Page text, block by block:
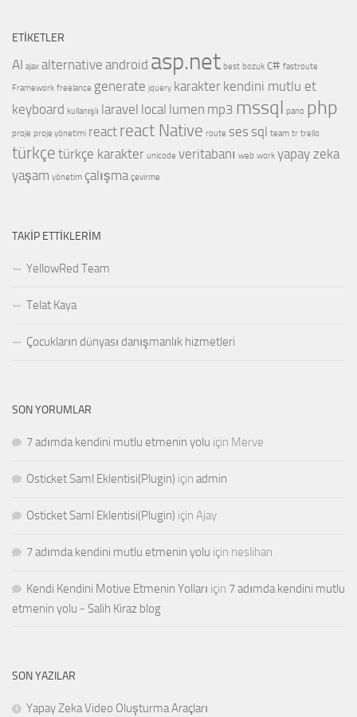
ETIKETLER
AI ajax alternative android asp.net best bozuk c# fastroute
Framework freelance generate jquery karakter kendini mutlu et
keyboard kullanışlı laravel local lumen mp3 mssql pano php
proje proje yönetimi react react Native route ses sql team tr trello
türkçe türkçe karakter unicode veritabanı web work yapay zeka
yaşam yönetim çalışma çevirme
TAKIP ETTIKLERIM
YellowRed Team
Telat Kaya
Çocukların dünyası danışmanlık hizmetleri
SON YORUMLAR
7 adımda kendini mutlu etmenin yolu için Merve
Osticket Saml Eklentisi(Plugin) için admin
Osticket Saml Eklentisi(Plugin) için Ajay
7 adımda kendini mutlu etmenin yolu için neslihan
Kendi Kendini Motive Etmenin Yolları için 7 adımda kendini mutlu
etmenin yolu - Salih Kiraz blog
SON YAZILAR
Yapay Zeka Video Oluşturma Araçları